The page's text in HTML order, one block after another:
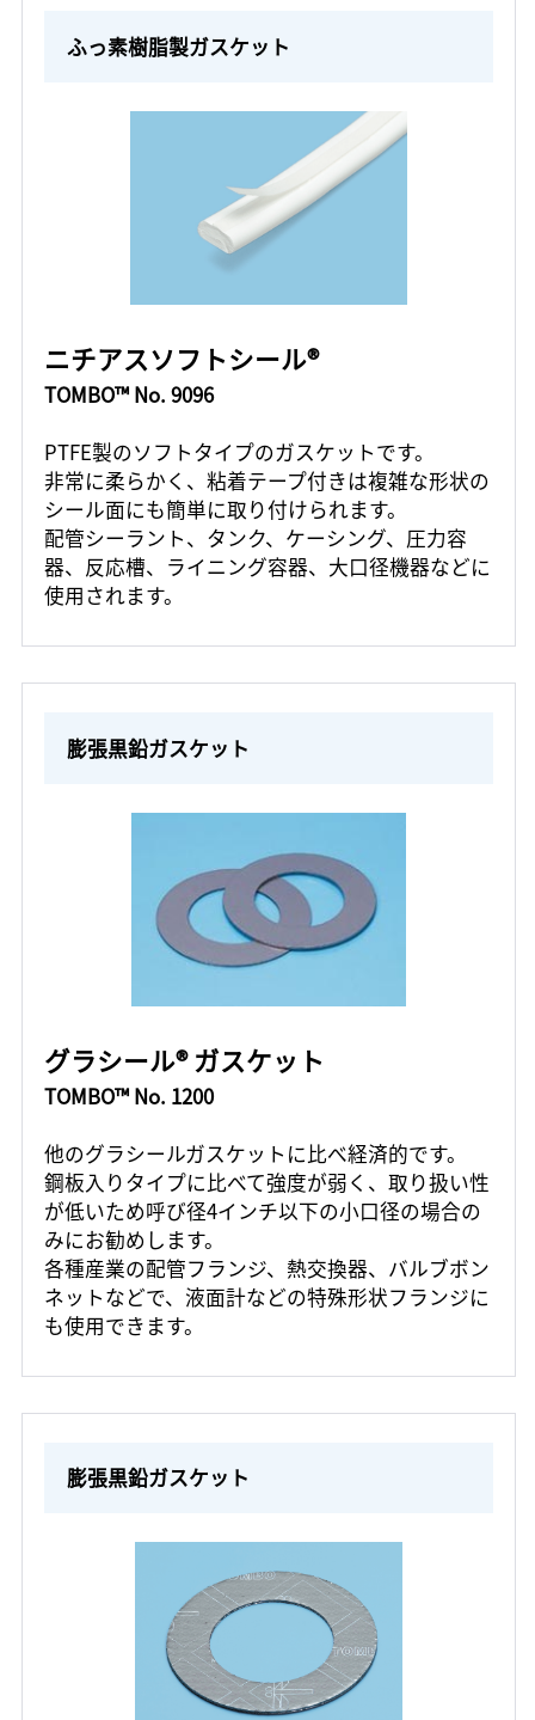
ふっ素樹脂製ガスケット
ニチアスソフトシール®
TOMBO™ No. 9096
PTFE製のソフトタイプのガスケットです。
非常に柔らかく、粘着テープ付きは複雑な形状の
シール面にも簡単に取り付けられます。
配管シーラント、タンク、ケーシング、圧力容
器、反応槽、ライニング容器、大口径機器などに
使用されます。
膨張黒鉛ガスケット
グラシール® ガスケット
TOMBO™ No. 1200
他のグラシールガスケットに比べ経済的です。
鋼板入りタイプに比べて強度が弱く、取り扱い性
が低いため呼び径4インチ以下の小口径の場合の
みにお勧めします。
各種産業の配管フランジ、熱交換器、バルブボン
ネットなどで、液面計などの特殊形状フランジに
も使用できます。
膨張黒鉛ガスケット